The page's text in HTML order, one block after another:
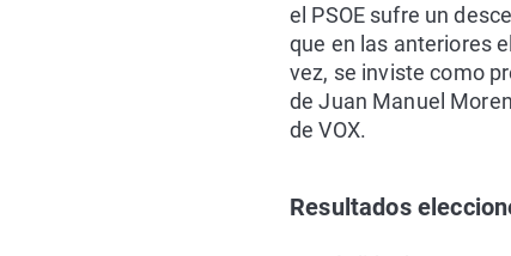
el PSOE sufre un
que en las anteriores
vez, se inviste como
de Juan Manuel
de VOX.
Resultados